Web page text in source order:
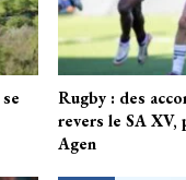
Rugby : des
revers le SA XV,
Agen